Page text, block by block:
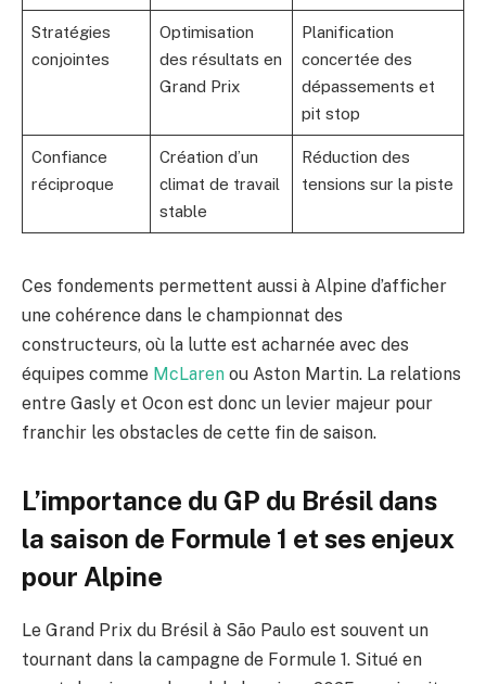
Stratégies
conjointes
Optimisation
des résultats en
Grand Prix
Planification
concertée des
dépassements et
pit stop
Confiance
réciproque
Création d’un
climat de travail
stable
Réduction des
tensions sur la piste
Ces fondements permettent aussi à Alpine d’afficher
une cohérence dans le championnat des
constructeurs, où la lutte est acharnée avec des
équipes comme McLaren ou Aston Martin. La relations
entre Gasly et Ocon est donc un levier majeur pour
franchir les obstacles de cette fin de saison.
L’importance du GP du Brésil dans
la saison de Formule 1 et ses enjeux
pour Alpine
Le Grand Prix du Brésil à São Paulo est souvent un
tournant dans la campagne de Formule 1. Situé en